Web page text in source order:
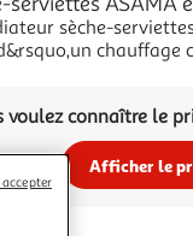
sèche-
chauffage
votre quotidien
pour s
voulez connaître le
Afficher le